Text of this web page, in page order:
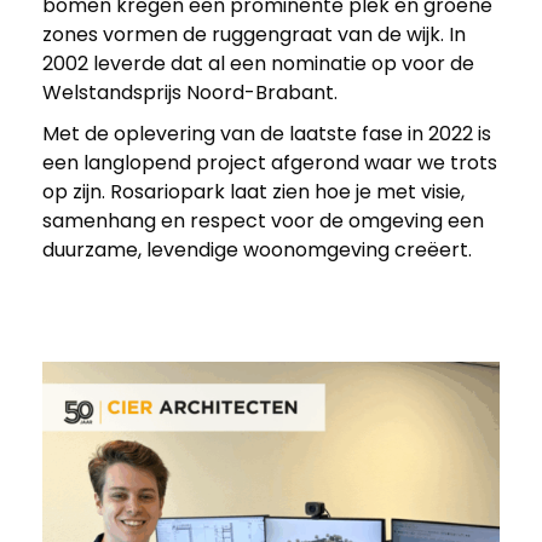
zones vormen de ruggengraat van de wijk. In
2002 leverde dat al een nominatie op voor de
Welstandsprijs Noord-Brabant.
Met de oplevering van de laatste fase in 2022 is
een langlopend project afgerond waar we trots
op zijn. Rosariopark laat zien hoe je met visie,
samenhang en respect voor de omgeving een
duurzame, levendige woonomgeving creëert.